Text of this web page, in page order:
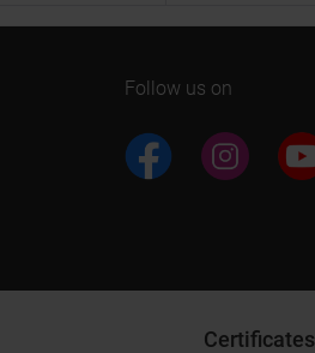
Follow us on
Certificates